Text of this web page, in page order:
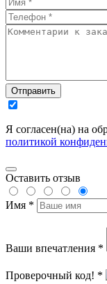
Отправить
Я согласен(на) на
политикой
Оставить отзыв
Имя *
Ваши впечатления *
Проверочный код! *